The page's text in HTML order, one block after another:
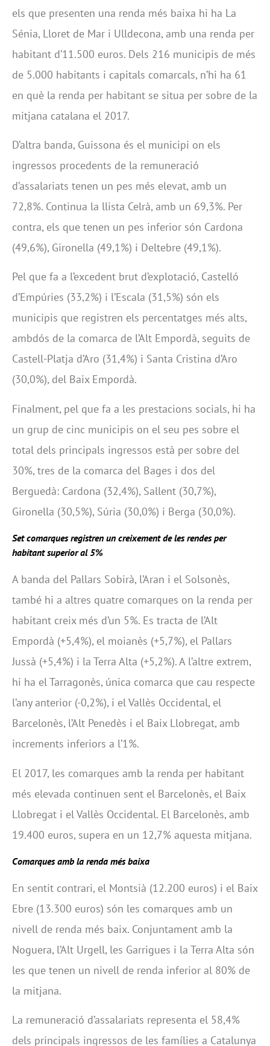
els que presenten una renda més baixa hi ha La
Sénia, Lloret de Mar i Ulldecona, amb una renda per
habitant d’11.500 euros. Dels 216 municipis de més
de 5.000 habitants i capitals comarcals, n’hi ha 61
en què la renda per habitant se situa per sobre de la
mitjana catalana el 2017.
D’altra banda, Guissona és el municipi on els
ingressos procedents de la remuneració
d’assalariats tenen un pes més elevat, amb un
72,8%. Continua la llista Celrà, amb un 69,3%. Per
contra, els que tenen un pes inferior són Cardona
(49,6%), Gironella (49,1%) i Deltebre (49,1%).
Pel que fa a l’excedent brut d’explotació, Castelló
d’Empúries (33,2%) i l’Escala (31,5%) són els
municipis que registren els percentatges més alts,
ambdós de la comarca de l’Alt Empordà, seguits de
Castell-Platja d’Aro (31,4%) i Santa Cristina d’Aro
(30,0%), del Baix Empordà.
Finalment, pel que fa a les prestacions socials, hi ha
un grup de cinc municipis on el seu pes sobre el
total dels principals ingressos està per sobre del
30%, tres de la comarca del Bages i dos del
Berguedà: Cardona (32,4%), Sallent (30,7%),
Gironella (30,5%), Súria (30,0%) i Berga (30,0%).
Set comarques registren un creixement de les rendes per
habitant superior al 5%
A banda del Pallars Sobirà, l’Aran i el Solsonès,
també hi a altres quatre comarques on la renda per
habitant creix més d’un 5%. Es tracta de l’Alt
Empordà (+5,4%), el moianès (+5,7%), el Pallars
Jussà (+5,4%) i la Terra Alta (+5,2%). A l’altre extrem,
hi ha el Tarragonès, única comarca que cau respecte
l’any anterior (-0,2%), i el Vallès Occidental, el
Barcelonès, l’Alt Penedès i el Baix Llobregat, amb
increments inferiors a l’1%.
El 2017, les comarques amb la renda per habitant
més elevada continuen sent el Barcelonès, el Baix
Llobregat i el Vallès Occidental. El Barcelonès, amb
19.400 euros, supera en un 12,7% aquesta mitjana.
Comarques amb la renda més baixa
En sentit contrari, el Montsià (12.200 euros) i el Baix
Ebre (13.300 euros) són les comarques amb un
nivell de renda més baix. Conjuntament amb la
Noguera, l’Alt Urgell, les Garrigues i la Terra Alta són
les que tenen un nivell de renda inferior al 80% de
la mitjana.
La remuneració d’assalariats representa el 58,4%
dels principals ingressos de les famílies a Catalunya